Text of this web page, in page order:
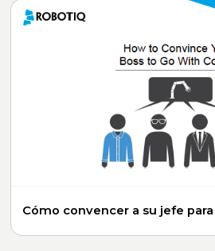
Cómo convencer a su jefe